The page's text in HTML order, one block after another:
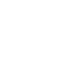
głównej
konto
głównego